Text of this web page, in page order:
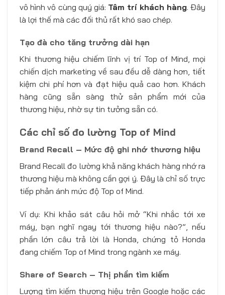
vô hình vô cùng quý giá: Tâm trí khách hàng. Đây
là lợi thế mà các đối thủ rất khó sao chép.
Tạo đà cho tăng trưởng dài hạn
Khi thương hiệu chiếm lĩnh vị trí Top of Mind, mọi
chiến dịch marketing về sau đều dễ dàng hơn, tiết
kiệm chi phí hơn và đạt hiệu quả cao hơn. Khách
hàng cũng sẵn sàng thử sản phẩm mới của
thương hiệu, nhờ sự tin tưởng sẵn có.
Các chỉ số đo lường Top of Mind
Brand Recall – Mức độ ghi nhớ thương hiệu
Brand Recall đo lường khả năng khách hàng nhớ ra
thương hiệu mà không cần gợi ý. Đây là chỉ số trực
tiếp phản ánh mức độ Top of Mind.
Ví dụ: Khi khảo sát câu hỏi mở “Khi nhắc tới xe
máy, bạn nghĩ ngay tới thương hiệu nào?”, nếu
phần lớn câu trả lời là Honda, chứng tỏ Honda
đang chiếm Top of Mind trong ngành xe máy.
Share of Search – Thị phần tìm kiếm
Lượng tìm kiếm thương hiệu trên Google hoặc các